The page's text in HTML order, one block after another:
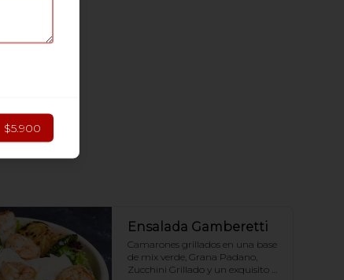
Ensalada Gamberetti
Camarones grillados en una base
de mix verde, Grana Padano,
Zucchini Grillado y un exquisito
$5.900